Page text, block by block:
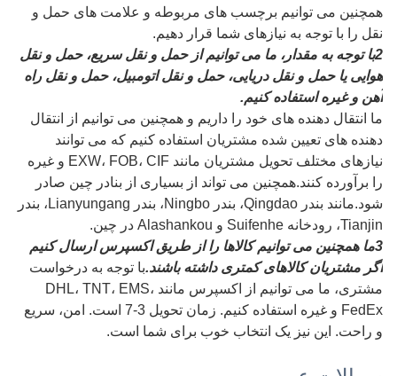
همچنین می توانیم برچسب های مربوطه و علامت های حمل و
نقل را با توجه به نیازهای شما قرار دهیم.
2با توجه به مقدار، ما می توانیم از حمل و نقل سریع، حمل و نقل
هوایی یا حمل و نقل دریایی، حمل و نقل اتومبیل، حمل و نقل راه
آهن و غیره استفاده کنیم.
ما انتقال دهنده های خود را داریم و همچنین می توانیم از انتقال
دهنده های تعیین شده مشتریان استفاده کنیم که می توانند
نیازهای مختلف تحویل مشتریان مانند EXW، FOB، CIF و غیره
را برآورده کنند.همچنین می تواند از بسیاری از بنادر چین صادر
شود.مانند بندر Qingdao، بندر Ningbo، بندر Lianyungang، بندر
Tianjin، رودخانه Suifenhe و Alashankou در چین.
3ما همچنین می توانیم کالاها را از طریق اکسپرس ارسال کنیم
اگر مشتریان کالاهای کمتری داشته باشند.با توجه به درخواست
مشتری، ما می توانیم از اکسپرس مانند DHL، TNT، EMS،
FedEx و غیره استفاده کنیم. زمان تحویل 3-7 است. امن، سریع
و راحت. این نیز یک انتخاب خوب برای شما است.